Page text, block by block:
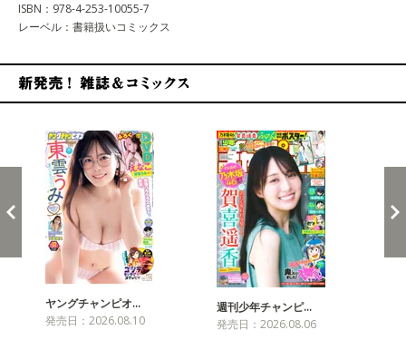
ISBN：978-4-253-10055-7
レーベル：書籍扱いコミックス
ヤングチャンピオ…
発売日：2026.08.10
週刊少年チャンピ…
発売日：2026.08.06